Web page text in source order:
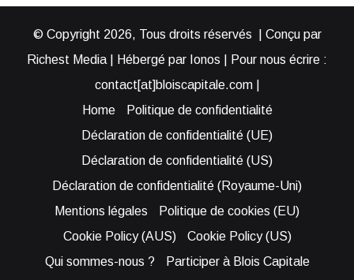
© Copyright 2026, Tous droits réservés | Conçu par
Richest Media | Hébergé par Ionos | Pour nous écrire :
contact[at]bloiscapitale.com |
Home
Politique de confidentialité
Déclaration de confidentialité (UE)
Déclaration de confidentialité (US)
Déclaration de confidentialité (Royaume-Uni)
Mentions légales
Politique de cookies (EU)
Cookie Policy (AUS)
Cookie Policy (US)
Qui sommes-nous ?
Participer à Blois Capitale